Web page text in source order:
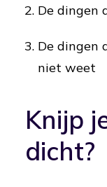
De dingen
De dingen
niet weet
Knijp
dicht?